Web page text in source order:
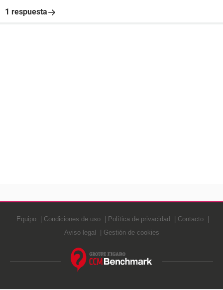
1 respuesta
Equipo Condiciones de uso Política de privacidad
Contacto
Aviso legal
Gestión de cookies